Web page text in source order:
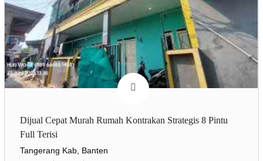
Dijual Cepat Murah Rumah Kontrakan Strategis 8 Pintu
Full Terisi
Tangerang Kab, Banten